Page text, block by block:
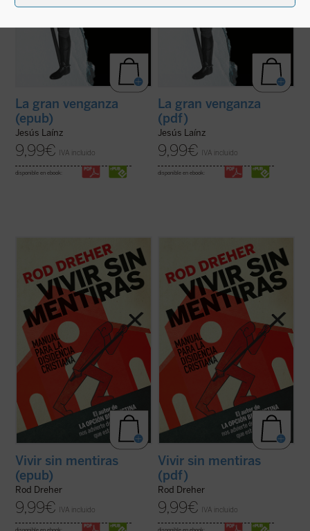
La gran venganza
(epub)
Jesús Laínz
9,99€ IVA incluido
disponible en ebook:
La gran venganza
(pdf)
Jesús Laínz
9,99€ IVA incluido
disponible en ebook:
El periodista y escritor Rod Dreher, autor
La opción benedictina, hace
en este libro de altavoz a Solzhenitsyn y
otros muchos disidentes de Europa del
Este que nos alertan del peligro no tan
lejano de que Estados Unidos y el ...
(ver
Vivir sin mentiras
(epub)
Rod Dreher
9,99€ IVA incluido
El periodista y escritor Rod Dreher, autor
La opción benedictina, hace
en este libro de altavoz a Solzhenitsyn y
otros muchos disidentes de Europa del
Este que nos alertan del peligro no tan
lejano de que Estados Unidos y el ...
(ver
Vivir sin mentiras
(pdf)
Rod Dreher
9,99€ IVA incluido